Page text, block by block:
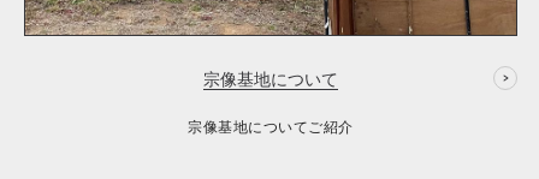
宗像基地について
宗像基地についてご紹介